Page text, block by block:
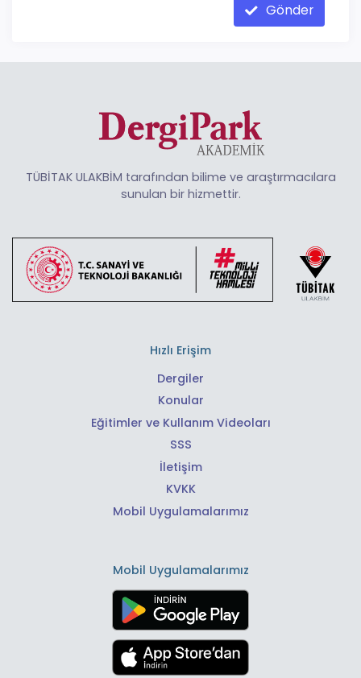
Gönder
TÜBİTAK ULAKBİM tarafından bilime ve araştırmacılara
sunulan bir hizmettir.
Hızlı Erişim
Dergiler
Konular
Eğitimler ve Kullanım Videoları
SSS
İletişim
KVKK
Mobil Uygulamalarımız
Mobil Uygulamalarımız